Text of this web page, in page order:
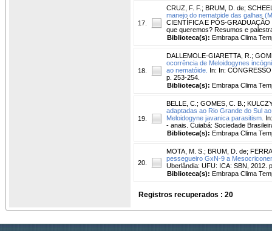
17.
CRUZ, F. F. ; BRUM, D. de;
manejo do nematoide das galhas
CIENTÍFICA E PÓS-
que queremos? Resumos e
Biblioteca(s): Embrapa Clima
18.
DALLEMOLE-GIARETTA, R. ;
ocorrência de Meloidogynes
ao nematóide. In: In:
p. 253-254.
Biblioteca(s): Embrapa Clima
19.
BELLE, C. ; GOMES, C. B. ;
adaptadas ao Rio Grande do Sul
Meloidogyne javanica parasitism.
- anais. Cuiabá: Sociedade
Biblioteca(s): Embrapa Clima
20.
MOTA, M. S. ; BRUM, D. de;
pessegueiro GxN-9 a
Uberlândia: UFU: ICA: SBN, 2012.
Biblioteca(s): Embrapa Clima
Registros recuperados : 20